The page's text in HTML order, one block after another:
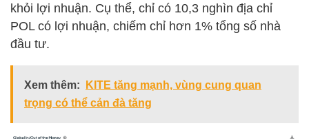
khỏi lợi nhuận. Cụ thể, chỉ có 10,3 nghìn địa chỉ
POL có lợi nhuận, chiếm chỉ hơn 1% tổng số nhà
đầu tư.
Xem thêm:
KITE tăng mạnh, vùng cung quan
trọng có thể cản đà tăng